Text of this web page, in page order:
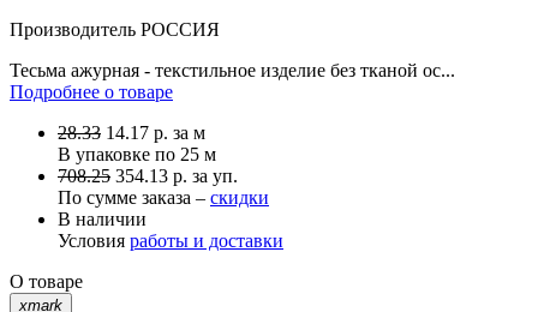
Производитель РОССИЯ
Тесьма ажурная - текстильное изделие без тканой ос...
Подробнее о товаре
28.33 14.17 р. за м
В упаковке по 25 м
708.25 354.13 р. за уп.
По сумме заказа – скидки
В наличии
Условия работы и доставки
О товаре
xmark